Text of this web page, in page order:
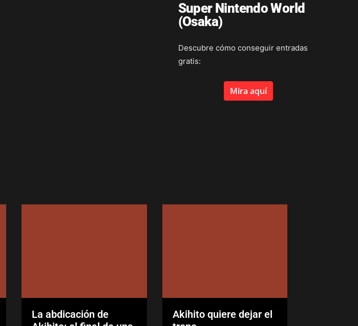
Super Nintendo World
(Osaka)
Descubre cómo conseguir entradas
gratis:
Mira aquí
La abdicación de
Akihito quiere dejar el